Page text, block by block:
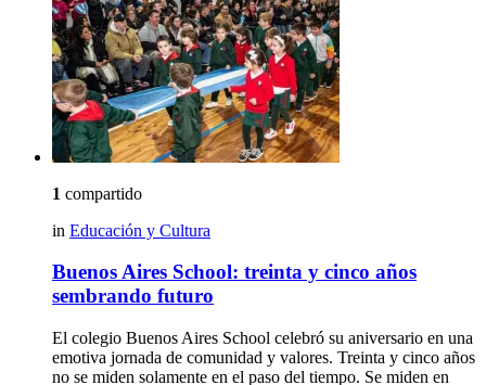
1 compartido
in Educación y Cultura
Buenos Aires School: treinta y cinco años
sembrando futuro
El colegio Buenos Aires School celebró su aniversario en una
emotiva jornada de comunidad y valores. Treinta y cinco años
no se miden solamente en el paso del tiempo. Se miden en